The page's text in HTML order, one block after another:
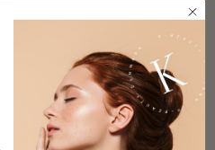
alkohol)
give en “frisk” følelse,